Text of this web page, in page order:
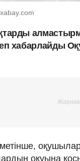
хабарлайды
оқуына